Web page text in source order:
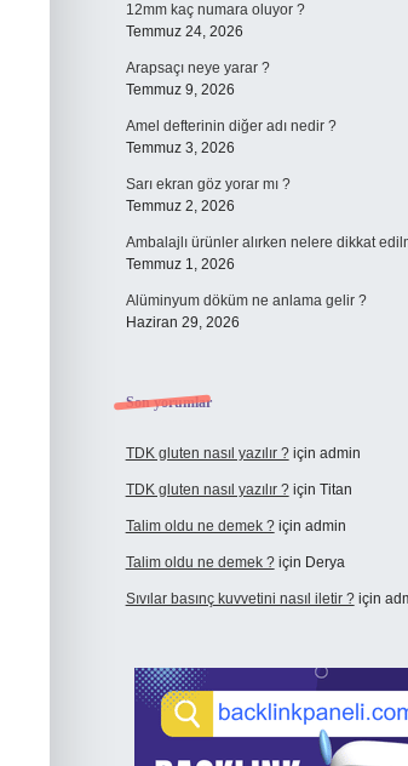
12mm kaç numara oluyor ?
Temmuz 24, 2026
Arapsaçı neye yarar ?
Temmuz 9, 2026
Amel defterinin diğer adı nedir ?
Temmuz 3, 2026
Sarı ekran göz yorar mı ?
Temmuz 2, 2026
Ambalajlı ürünler alırken nelere dikkat
Temmuz 1, 2026
Alüminyum döküm ne anlama gelir ?
Haziran 29, 2026
Son yorumlar
TDK gluten nasıl yazılır ?için admin
TDK gluten nasıl yazılır ?için Titan
Talim oldu ne demek ?için admin
Talim oldu ne demek ?için Derya
Sıvılar basınç kuvvetini nasıl iletir ?için